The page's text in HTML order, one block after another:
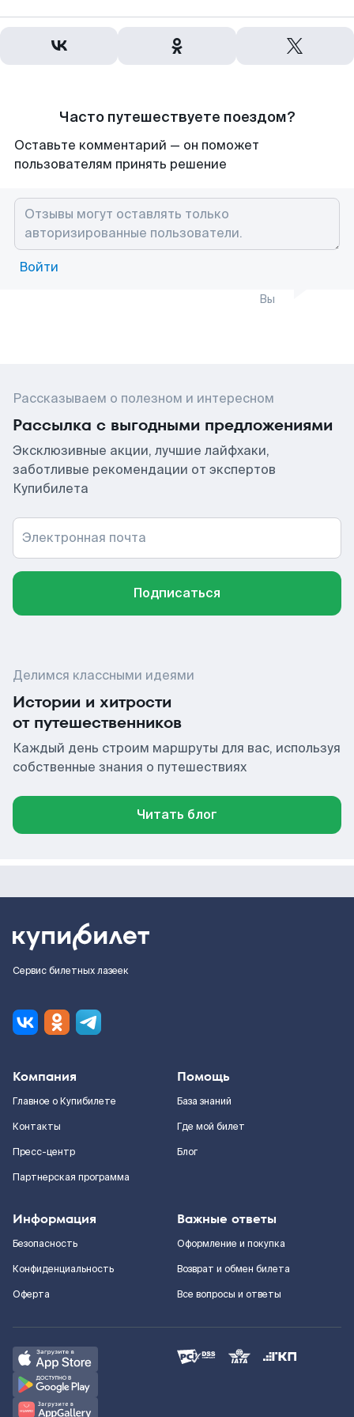
Часто путешествуете поездом?
Оставьте комментарий — он поможет
пользователям принять решение
Войти
Вы
Рассказываем о полезном и интересном
Рассылка с выгодными предложениями
Эксклюзивные акции, лучшие лайфхаки,
заботливые рекомендации от экспертов
Купибилета
Электронная почта
Подписаться
Делимся классными идеями
Истории и хитрости
от путешественников
Каждый день строим маршруты для вас, используя
собственные знания о путешествиях
Читать блог
Сервис билетных лазеек
Компания
Главное о Купибилете
Контакты
Пресс-центр
Партнерская программа
Помощь
База знаний
Где мой билет
Блог
Информация
Безопасность
Конфиденциальность
Оферта
Важные ответы
Оформление и покупка
Возврат и обмен билета
Все вопросы и ответы